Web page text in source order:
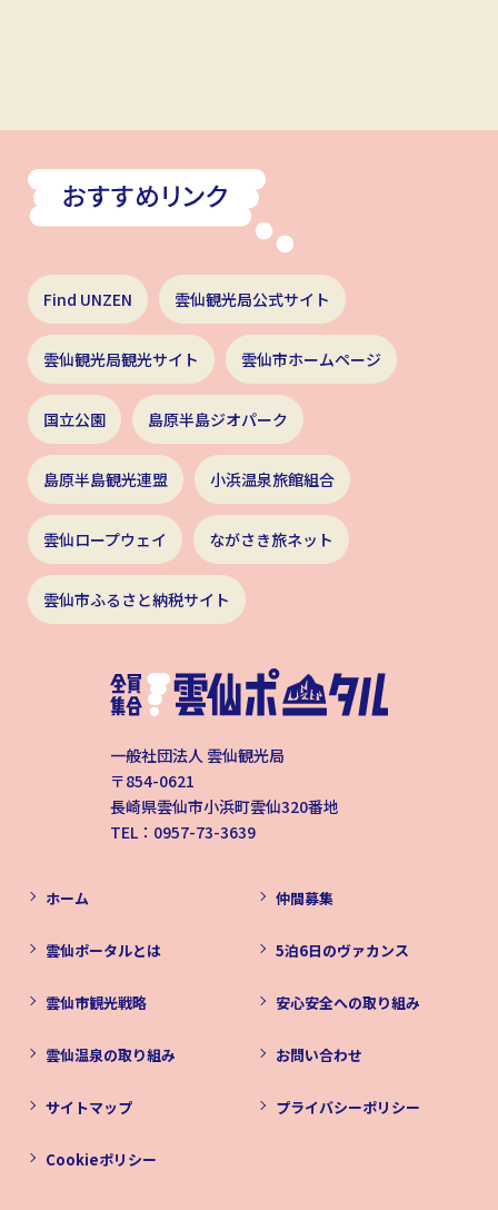
Find UNZEN 雲仙観光局公式サイト
雲仙観光局観光サイト 雲仙市ホームページ
国立公園 島原半島ジオパーク
島原半島観光連盟 小浜温泉旅館組合
雲仙ロープウェイ ながさき旅ネット
雲仙市ふるさと納税サイト
一般社団法人 雲仙観光局
〒854-0621
長崎県雲仙市小浜町雲仙320番地
TEL：0957-73-3639
ホーム
雲仙ポータルとは
雲仙市観光戦略
雲仙温泉の取り組み
仲間募集
5泊6日のヴァカンス
安心安全への取り組み
お問い合わせ
サイトマップ プライバシーポリシー
Cookieポリシー